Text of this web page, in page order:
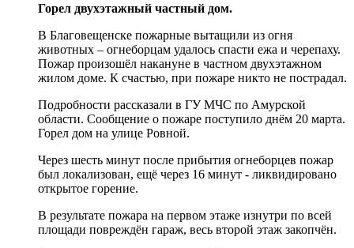
Горел двухэтажный частный дом.
В Благовещенске пожарные вытащили из огня
животных – огнеборцам удалось спасти ежа и черепаху.
Пожар произошёл накануне в частном двухэтажном
жилом доме. К счастью, при пожаре никто не пострадал.
Подробности рассказали в ГУ МЧС по Амурской
области. Сообщение о пожаре поступило днём 20 марта.
Горел дом на улице Ровной.
Через шесть минут после прибытия огнеборцев пожар
был локализован, ещё через 16 минут - ликвидировано
открытое горение.
В результате пожара на первом этаже изнутри по всей
площади повреждён гараж, весь второй этаж закопчён.